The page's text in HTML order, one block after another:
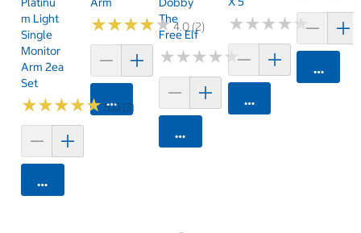
M Light
Single
Monitor
Arm 2ea
Set
★★★★★
★★★★★ 5.0 (3)
카트에 담기
★★★★★
★★★★★4.0 (2)
카트에 담기
The
Free Elf
★★★★★
★★★★★
카트에 담기
★★★★★
★★★★★
카트에 담기
카트에